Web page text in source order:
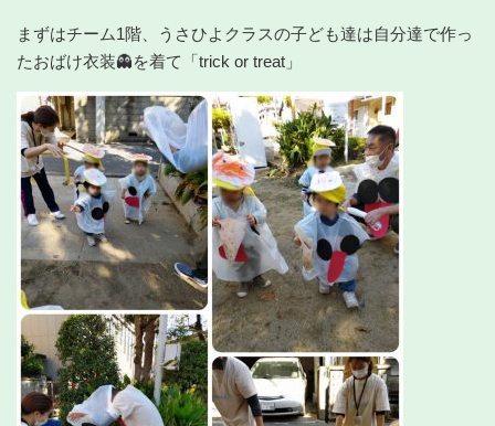
まずはチーム1階、うさひよクラスの子ども達は自分達で作っ
たおばけ衣装👻を着て「trick or treat」